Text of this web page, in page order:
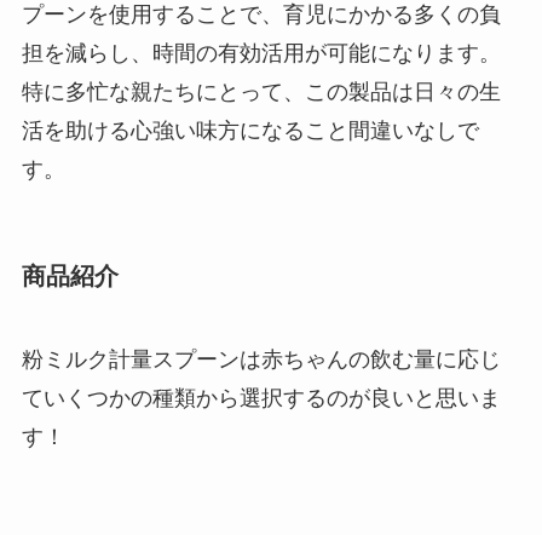
プーンを使用することで、育児にかかる多くの負
担を減らし、時間の有効活用が可能になります。
特に多忙な親たちにとって、この製品は日々の生
活を助ける心強い味方になること間違いなしで
す。
商品紹介
粉ミルク計量スプーンは赤ちゃんの飲む量に応じ
ていくつかの種類から選択するのが良いと思いま
す！